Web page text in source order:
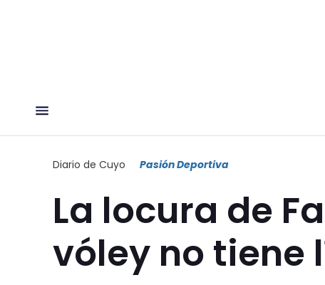
Diario de Cuyo Pasión Deportiva
La locura de
vóley no tiene